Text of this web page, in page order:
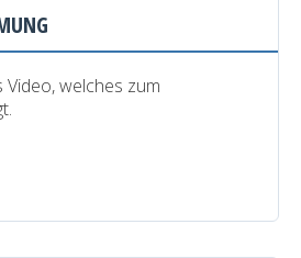
Video, welches zum